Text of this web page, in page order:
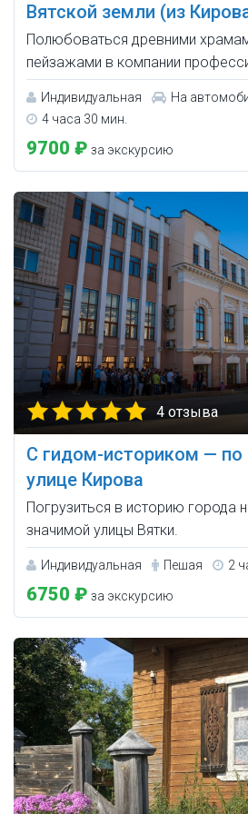
Вятской земли (из
Полюбоваться древними
пейзажами в компании
Индивидуальная
На
4 часа 30 мин.
9700 ₽ за экскурсию
4 отзыва
С гидом-историком — по
улице Кирова
Погрузиться в историю города
значимой улицы Вятки.
Индивидуальная Пешая 2
6750 ₽ за экскурсию